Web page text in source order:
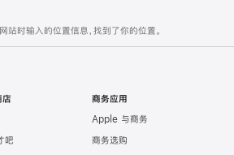
时输入的位置信息，找到了你的位置。
吧
商务应用
Apple 与商务
商务选购